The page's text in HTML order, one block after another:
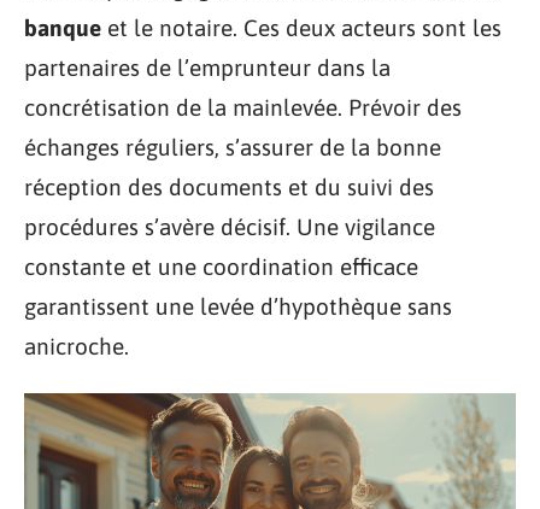
banque et le notaire. Ces deux acteurs sont les
partenaires de l’emprunteur dans la
concrétisation de la mainlevée. Prévoir des
échanges réguliers, s’assurer de la bonne
réception des documents et du suivi des
procédures s’avère décisif. Une vigilance
constante et une coordination efficace
garantissent une levée d’hypothèque sans
anicroche.